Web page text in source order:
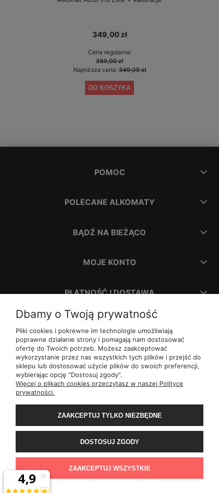
349,00 zł
Cena regularna:
389,00 zł
Najniższa cena:349,00 zł
DO KOSZYKA
POMOC
POLECANE ALKOMATY
BĄDŹ NA BIEŻĄCO
MOJE KONTO
PŁATNOŚĆ I DOSTAWA
INFORMACJE
O NAS
ul.Romana Dmowskiego 1,
Św. Filipa 23/3, 31-150 Kraków
ul.Mielęckiego 10 lok 503,
Al.Jerozolimskie 81 lok 7.10, 02-001 Warszawa
Wały Piastowskie 1lok. 1508,80-855 Gdańsk
ul. Grochowa 4, 15-423 Białystok
ul.ul. 1-go Maja 13lok. 2,20-410 Lublin
Rejtana 49/6, 35-310 Rzeszów
Franciszka z Asyżu 62, 93-479
ul.Wiertnicza 115, 02-952 Warszawa
Bohaterów Warszawy 11b, 70-370
Dbamy o Twoją prywatność
Pliki cookies i pokrewne im technologie umożliwiają
poprawne działanie strony i pomagają nam dostosować
ofertę do Twoich potrzeb. Możesz zaakceptować
wykorzystanie przez nas wszystkich tych plików i przejść do
sklepu lub dostosować użycie plików do swoich preferencji,
wybierając opcję "Dostosuj zgody".
Więcej o plikach cookies przeczytasz w naszej Polityce
prywatności.
ZAAKCEPTUJ TYLKO NIEZBĘDNE
DOSTOSUJ ZGODY
ZAAKCEPTUJ WSZYSTKIE